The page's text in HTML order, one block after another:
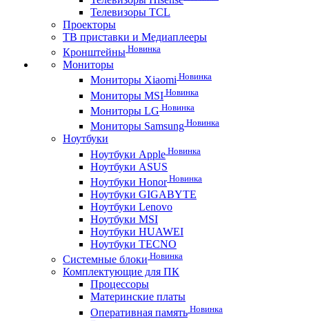
Телевизоры TCL
Проекторы
ТВ приставки и Медиаплееры
Кронштейны Новинка
Мониторы
Мониторы Xiaomi Новинка
Мониторы MSI Новинка
Мониторы LG Новинка
Мониторы Samsung Новинка
Ноутбуки
Ноутбуки Apple Новинка
Ноутбуки ASUS
Ноутбуки HonorНовинка
Ноутбуки GIGABYTE
Ноутбуки Lenovo
Ноутбуки MSI
Ноутбуки HUAWEI
Ноутбуки TECNO
Системные блоки Новинка
Комплектующие для ПК
Процессоры
Материнские платы
Оперативная память Новинка